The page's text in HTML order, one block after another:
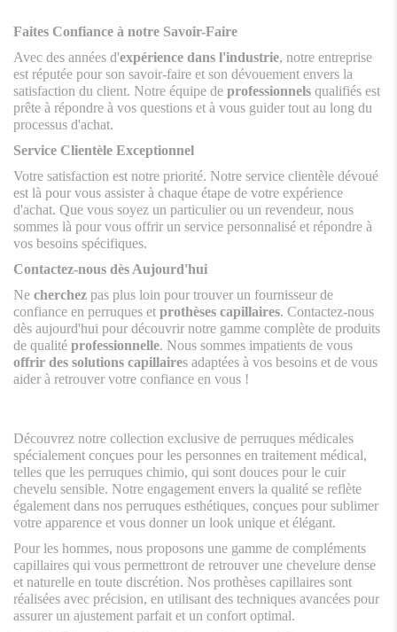
Faites Confiance à notre Savoir-Faire
Avec des années d'expérience dans l'industrie, notre entreprise
est réputée pour son savoir-faire et son dévouement envers la
satisfaction du client. Notre équipe de professionnels qualifiés est
prête à répondre à vos questions et à vous guider tout au long du
processus d'achat.
Service Clientèle Exceptionnel
Votre satisfaction est notre priorité. Notre service clientèle dévoué
est là pour vous assister à chaque étape de votre expérience
d'achat. Que vous soyez un particulier ou un revendeur, nous
sommes là pour vous offrir un service personnalisé et répondre à
vos besoins spécifiques.
Contactez-nous dès Aujourd'hui
Ne cherchez pas plus loin pour trouver un fournisseur de
confiance en perruques et prothèses capillaires. Contactez-nous
dès aujourd'hui pour découvrir notre gamme complète de produits
de qualité professionnelle. Nous sommes impatients de vous
offrir des solutions capillaires adaptées à vos besoins et de vous
aider à retrouver votre confiance en vous !
Découvrez notre collection exclusive de perruques médicales
spécialement conçues pour les personnes en traitement médical,
telles que les perruques chimio, qui sont douces pour le cuir
chevelu sensible. Notre engagement envers la qualité se reflète
également dans nos perruques esthétiques, conçues pour sublimer
votre apparence et vous donner un look unique et élégant.
Pour les hommes, nous proposons une gamme de compléments
capillaires qui vous permettront de retrouver une chevelure dense
et naturelle en toute discrétion. Nos prothèses capillaires sont
réalisées avec précision, en utilisant des techniques avancées pour
assurer un ajustement parfait et un confort optimal.